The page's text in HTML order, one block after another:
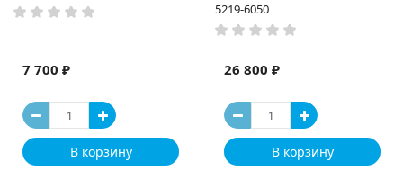
7 700 ₽
В корзину
5219-6050
26 800 ₽
В корзину